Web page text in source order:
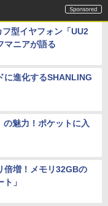
型イヤフォン「UU2
マニアが語る
に進化するSHANLING
魅力！ポケットに入
倍増！メモリ32GBの
」